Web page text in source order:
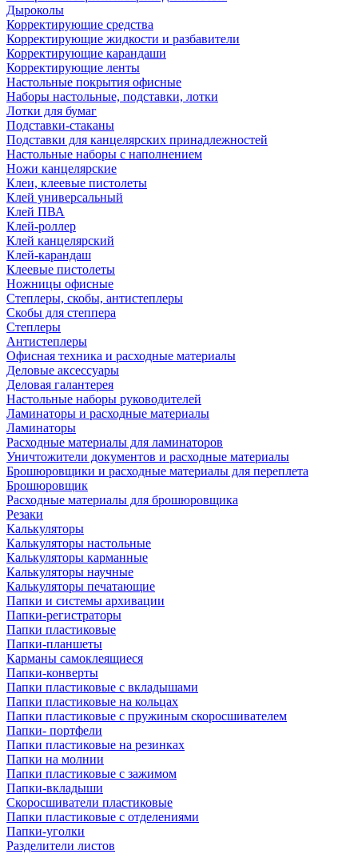
Дыроколы
Корректирующие средства
Корректирующие жидкости и разбавители
Корректирующие карандаши
Корректирующие ленты
Настольные покрытия офисные
Наборы настольные, подставки, лотки
Лотки для бумаг
Подставки-стаканы
Подставки для канцелярских принадлежностей
Настольные наборы с наполнением
Ножи канцелярские
Клеи, клеевые пистолеты
Клей универсальный
Клей ПВА
Клей-роллер
Клей канцелярский
Клей-карандаш
Клеевые пистолеты
Ножницы офисные
Степлеры, скобы, антистеплеры
Скобы для степпера
Степлеры
Антистеплеры
Офисная техника и расходные материалы
Деловые аксессуары
Деловая галантерея
Настольные наборы руководителей
Ламинаторы и расходные материалы
Ламинаторы
Расходные материалы для ламинаторов
Уничтожители документов и расходные материалы
Брошюровщики и расходные материалы для переплета
Брошюровщик
Расходные материалы для брошюровщика
Резаки
Калькуляторы
Калькуляторы настольные
Калькуляторы карманные
Калькуляторы научные
Калькуляторы печатающие
Папки и системы архивации
Папки-регистраторы
Папки пластиковые
Папки-планшеты
Карманы самоклеящиеся
Папки-конверты
Папки пластиковые с вкладышами
Папки пластиковые на кольцах
Папки пластиковые с пружиным скоросшивателем
Папки- портфели
Папки пластиковые на резинках
Папки на молнии
Папки пластиковые с зажимом
Папки-вкладыши
Скоросшиватели пластиковые
Папки пластиковые с отделениями
Папки-уголки
Разделители листов